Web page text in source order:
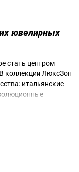
ювелирных
стать центром
коллекции ЛюксЗон
итальянские
Nina Ricci